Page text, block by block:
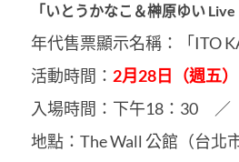
「いとうかなこ＆榊原ゆい
年代售票顯示名稱：「ITO
活動時間： 2月28日（週五）
入場時間：下午18：30
地點：The Wall 公館（台北